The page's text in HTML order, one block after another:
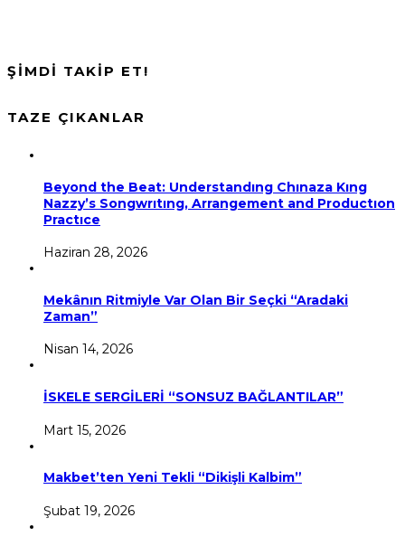
ŞİMDİ TAKİP ET!
TAZE ÇIKANLAR
Beyond the Beat: Understandıng Chınaza Kıng
Nazzy’s Songwrıtıng, Arrangement and Productıon
Practıce
Haziran 28, 2026
Mekânın Ritmiyle Var Olan Bir Seçki “Aradaki
Zaman”
Nisan 14, 2026
İSKELE SERGİLERİ “SONSUZ BAĞLANTILAR”
Mart 15, 2026
Makbet’ten Yeni Tekli “Dikişli Kalbim”
Şubat 19, 2026